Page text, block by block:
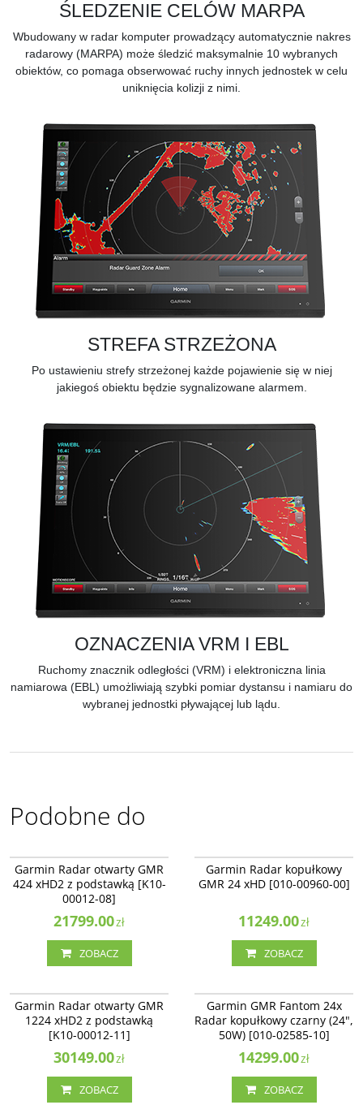
ŚLEDZENIE CELÓW MARPA
Wbudowany w radar komputer prowadzący automatycznie nakres
radarowy (MARPA) może śledzić maksymalnie 10 wybranych
obiektów, co pomaga obserwować ruchy innych jednostek w celu
uniknięcia kolizji z nimi.
STREFA STRZEŻONA
Po ustawieniu strefy strzeżonej każde pojawienie się w niej
jakiegoś obiektu będzie sygnalizowane alarmem.
OZNACZENIA VRM I EBL
Ruchomy znacznik odległości (VRM) i elektroniczna linia
namiarowa (EBL) umożliwiają szybki pomiar dystansu i namiaru do
wybranej jednostki pływającej lub lądu.
Podobne do
Garmin Radar otwarty GMR
424 xHD2 z podstawką [K10-
00012-08]
21799.00zł
ZOBACZ
Garmin Radar kopułkowy
GMR 24 xHD [010-00960-00]
11249.00zł
ZOBACZ
Garmin Radar otwarty GMR
1224 xHD2 z podstawką
[K10-00012-11]
30149.00zł
ZOBACZ
Garmin GMR Fantom 24x
Radar kopułkowy czarny (24",
50W) [010-02585-10]
14299.00zł
ZOBACZ